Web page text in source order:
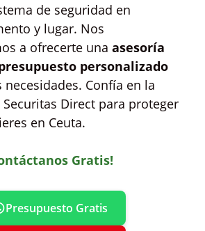
de seguridad en
y lugar. Nos
a ofrecerte una asesoría
personalizado
Confía en la
Direct para proteger
en Ceuta.
Gratis!
Presupuesto Gratis